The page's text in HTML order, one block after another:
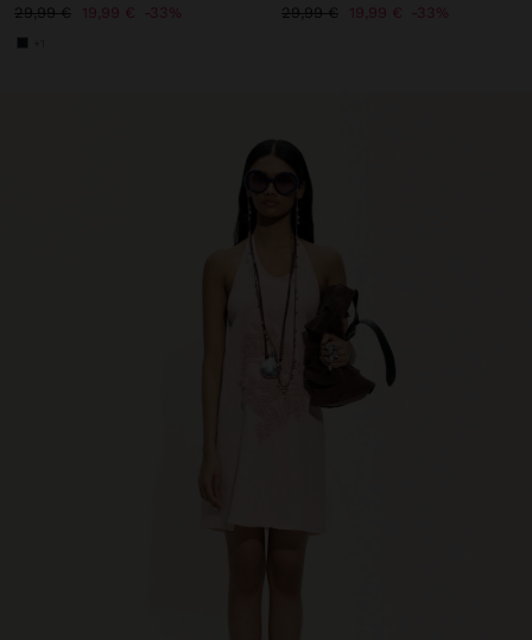
29,99 €
19,99 € 33%
29,99 €
19,99 € 33%